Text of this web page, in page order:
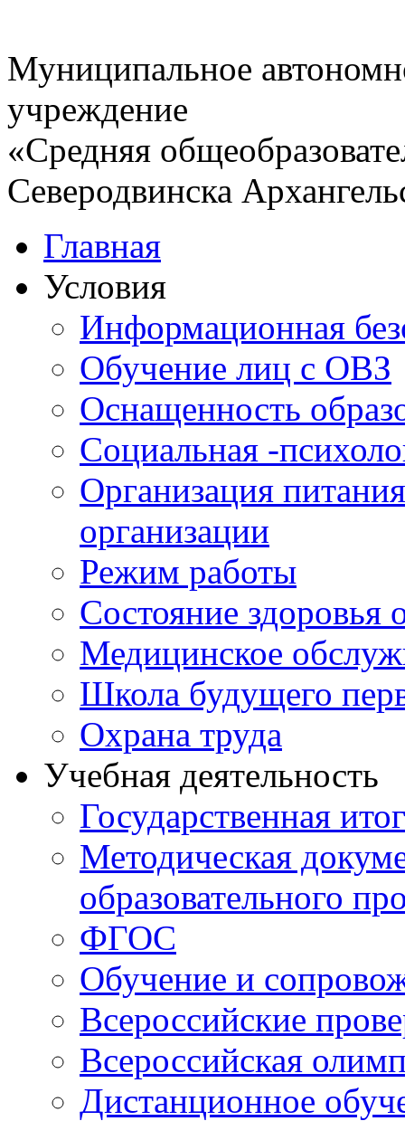
Муниципальное
учреждение
«Средняя
Северодвинска
Главная
Условия
Информационная
Обучение лиц с ОВЗ
Оснащенность
Социальная -
Организация
организации
Режим работы
Состояние
Медицинское
Школа будущего
Охрана труда
Учебная деятельность
Государственная
Методическая
образовательного
ФГОС
Обучение и
Всероссийские
Всероссийская
Дистанционное